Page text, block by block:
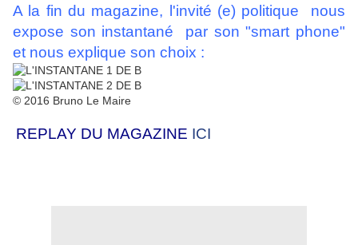
A la fin du magazine, l'invité (e) politique nous
expose son instantané par son "smart phone"
et nous explique son choix :
© 2016 Bruno Le Maire
REPLAY DU MAGAZINE ICI